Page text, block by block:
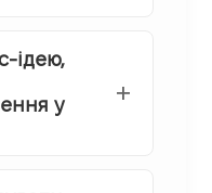
ідею,
у